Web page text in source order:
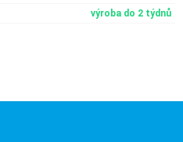
výroba do 2 týdnů